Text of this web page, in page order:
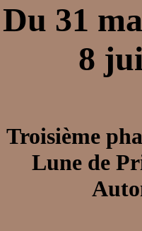
Du 31
8
Troisième
Lune de